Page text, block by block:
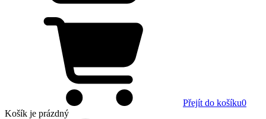
Přejít do košíku0
Košík je prázdný